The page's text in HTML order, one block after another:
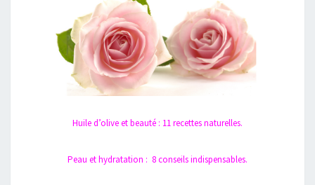
Huile d’olive et beauté : 11 recettes naturelles.
Peau et hydratation : 8 conseils indispensables.